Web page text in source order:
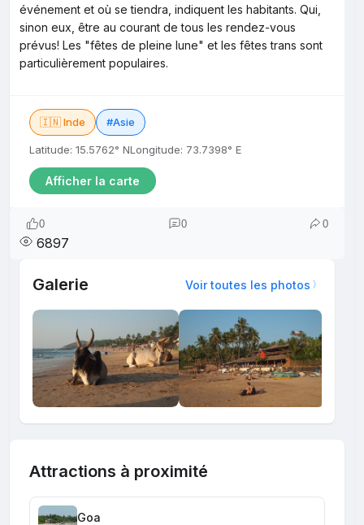
événement et où se tiendra, indiquent les habitants. Qui,
sinon eux, être au courant de tous les rendez-vous
prévus! Les "fêtes de pleine lune" et les fêtes trans sont
particulièrement populaires.
🇮🇳 Inde #Asie
Latitude: 15.5762° NLongitude: 73.7398° E
Afficher la carte
0 0 0
6897
Galerie Voir toutes les photos
Attractions à proximité
Goa